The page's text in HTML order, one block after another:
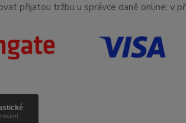
přijatou tržbu u správce daně online; v